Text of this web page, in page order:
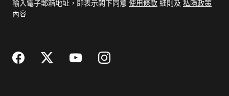
郵
輸入電子郵箱地址，即表示閣下同意 使用條款 細則及 私隱政策
內容